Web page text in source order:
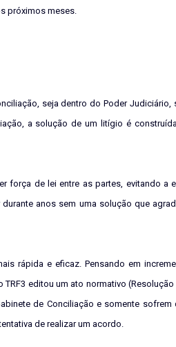
próximos meses.
seja dentro do Poder Judiciário,
a solução de um litígio é
de lei entre as partes, evitando a
anos sem uma solução que
rápida e eficaz. Pensando em
editou um ato normativo
de Conciliação e somente
de realizar um acordo.